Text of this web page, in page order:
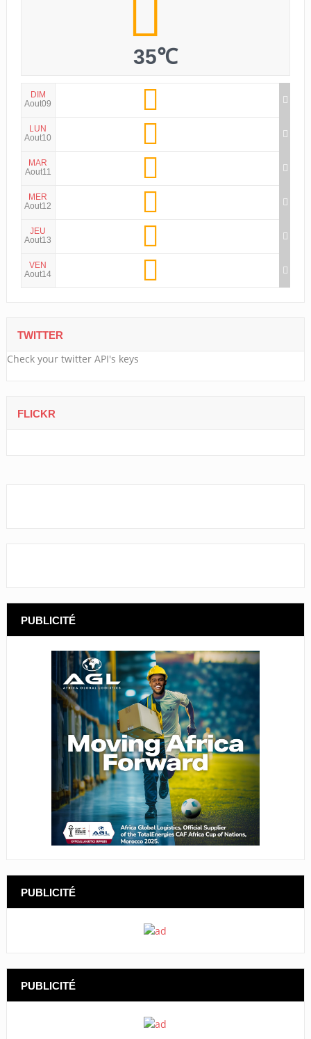
35℃
DIM
Aout09
LUN
Aout10
MAR
Aout11
MER
Aout12
JEU
Aout13
VEN
Aout14
TWITTER
Check your twitter API's keys
FLICKR
PUBLICITÉ
PUBLICITÉ
PUBLICITÉ